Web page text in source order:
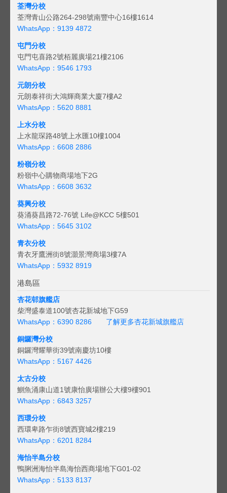
荃灣分校
荃灣青山公路264-298號南豐中心16樓1614
WhatsApp：9139 4872
屯門分校
屯門屯喜路2號栢麗廣場21樓2106
WhatsApp：9546 1793
元朗分校
元朗泰祥街大鴻輝商業大廈7樓A2
WhatsApp：5620 8881
上水分校
上水龍琛路48號上水匯10樓1004
WhatsApp：6608 2886
粉嶺分校
粉嶺中心購物商場地下2G
WhatsApp：6608 3632
葵興分校
葵涌葵昌路72-76號 Life@KCC 5樓501
WhatsApp：5645 3102
青衣分校
青衣牙鷹洲街8號灝景灣商場3樓7A
WhatsApp：5932 8919
港島區
杏花邨旗艦店
柴灣盛泰道100號杏花新城地下G59
WhatsApp：6390 8286
了解更多杏花新城旗艦店
銅鑼灣分校
銅鑼灣耀華街39號南慶坊10樓
WhatsApp：5167 4426
太古分校
鰂魚涌康山道1號康怡廣場辦公大樓9樓901
WhatsApp：6843 3257
西環分校
西環卑路乍街8號西寶城2樓219
WhatsApp：6201 8284
海怡半島分校
鴨脷洲海怡半島海怡西商場地下G01-02
WhatsApp：5133 8137